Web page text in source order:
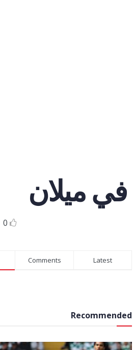
في ميلان
0
Comments Latest
Recommended